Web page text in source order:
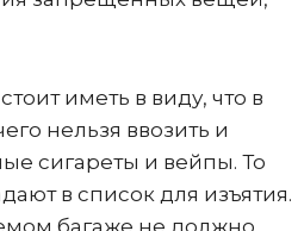
иметь в виду, что в
нельзя ввозить и
сигареты и вейпы. То
в список для изъятия.
багаже не должно